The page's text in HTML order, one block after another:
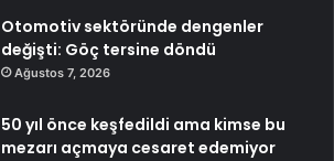
Otomotiv sektöründe dengenler
değişti: Göç tersine döndü
Ağustos 7, 2026
50 yıl önce keşfedildi ama kimse bu
mezarı açmaya cesaret edemiyor